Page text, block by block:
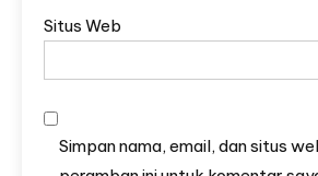
Situs Web
Simpan nama, email, dan situs